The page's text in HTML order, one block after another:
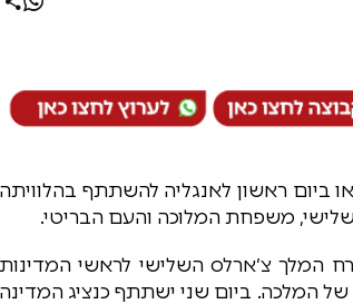
ביום ראשון לאנגליה להשתתף בהלוויתה
משפחת המלוכה והעם הבריטי.
המלך צ׳ארלס השלישי לראשי המדינות
של המלכה. ביום שני ישתתף כנציג המדינה